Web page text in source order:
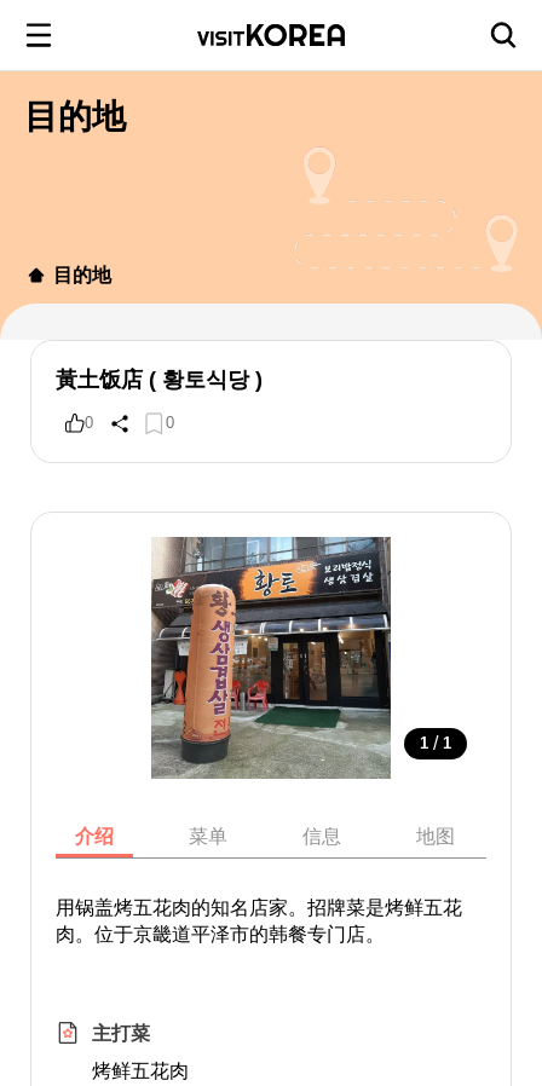
目的地
目的地
黃土饭店 ( 황토식당 )
0 0
1 / 1
介绍 菜单 信息 地图
用锅盖烤五花肉的知名店家。招牌菜是烤鲜五花
肉。位于京畿道平泽市的韩餐专门店。
主打菜
烤鲜五花肉